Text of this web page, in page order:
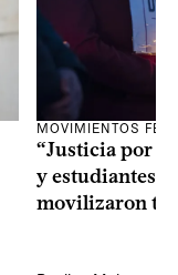
MOVIMIENTOS
“Justicia por
y estudiantes
movilizaron